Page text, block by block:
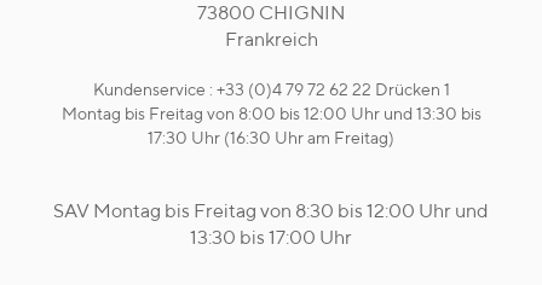
73800 CHIGNIN
Frankreich
Kundenservice : +33 (0)4 79 72 62 22 Drücken 1
Montag bis Freitag von 8:00 bis 12:00 Uhr und 13:30 bis
17:30 Uhr (16:30 Uhr am Freitag)
SAV Montag bis Freitag von 8:30 bis 12:00 Uhr und
13:30 bis 17:00 Uhr